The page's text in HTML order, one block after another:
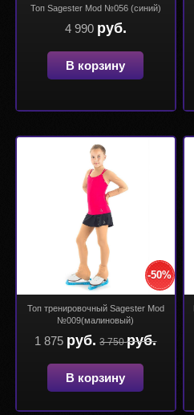
Топ Sagester Mod №056 (синий)
4 990 руб.
В корзину
-50%
Топ тренировочный Sagester Mod
№009(малиновый)
1 875 руб. 3 750руб.
В корзину